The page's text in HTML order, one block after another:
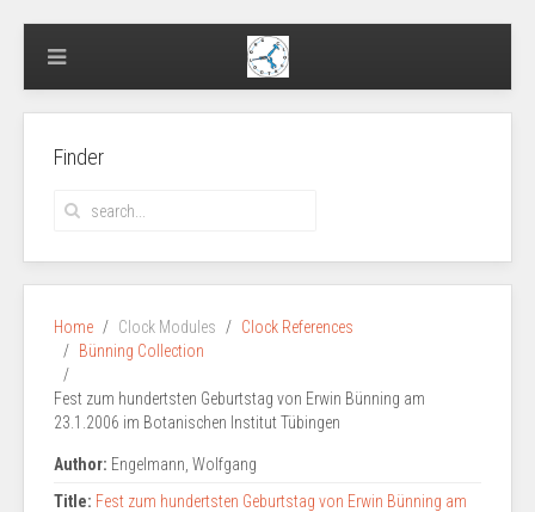
Finder
Home Clock Modules
Clock References
Bünning Collection
Fest zum hundertsten Geburtstag von Erwin Bünning am
23.1.2006 im Botanischen Institut Tübingen
Author: Engelmann, Wolfgang
Title: Fest zum hundertsten Geburtstag von Erwin Bünning am